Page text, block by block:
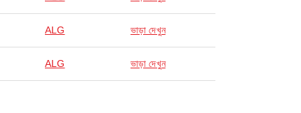
ALG ভাড়া দেখুন
ALG ভাড়া দেখুন